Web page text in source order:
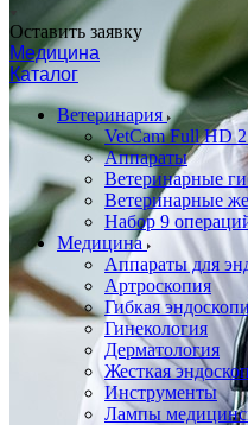
Оставить заявку
Медицина
Каталог
Ветеринария
VetCam Full HD
Аппараты
Ветеринарные
Ветеринарные
Набор 9
Медицина
Аппараты для
Артроскопия
Гибкая
Гинекология
Дерматология
Жесткая
Инструменты
Лампы